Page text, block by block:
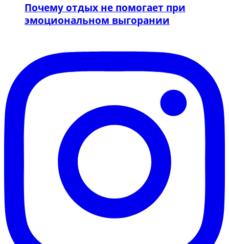
Почему отдых не помогает при
эмоциональном выгорании